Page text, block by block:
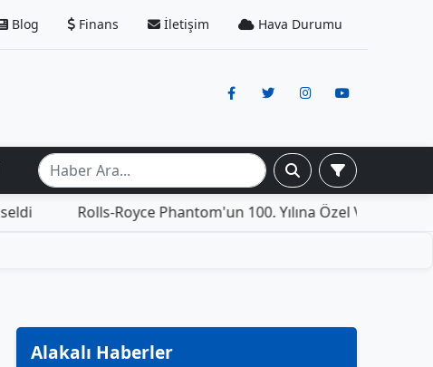
Blog Finans İletişim Hava Durumu
Rolls-Royce Phantom'un 100. Yılına Özel Versiyonu: İçinde
Alakalı Haberler